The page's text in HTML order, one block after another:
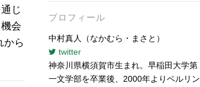
じ
会
から
プロフィール
中村真人（なかむら・まさと）
twitter
神奈川県横須賀市生まれ。早稲田大学第
一文学部を卒業後、2000年よりベルリン